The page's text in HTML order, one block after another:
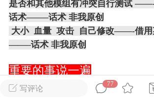
模组的发布行为：1. *...
汉
72 2.21w
大人
Lv.8
写评论
77
是否和其他模组有冲突自行测试 ——-
话术——–话术 非我原创
大小 血量 攻击 自己修改——-借用
——–话术 非我原创
重要的事说一遍
禁止商用 禁止商用 禁止商